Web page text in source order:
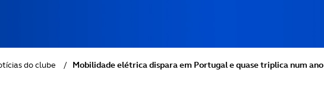
do clube / Mobilidade elétrica dispara em Portugal e quase triplica num ano